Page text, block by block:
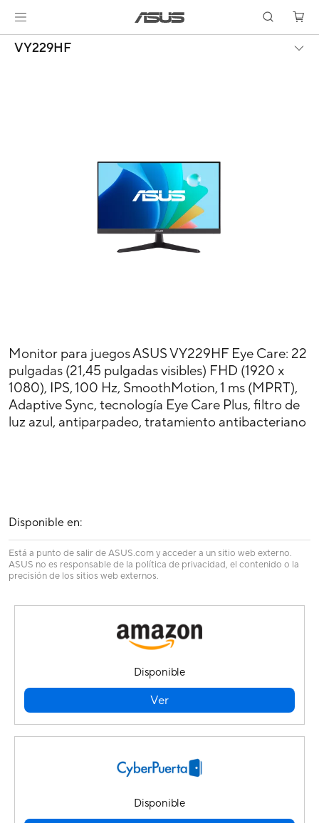
VY229HF
Monitor para juegos ASUS VY229HF Eye Care: 22
pulgadas (21,45 pulgadas visibles) FHD (1920 x
1080), IPS, 100 Hz, SmoothMotion, 1 ms (MPRT),
Adaptive Sync, tecnología Eye Care Plus, filtro de
luz azul, antiparpadeo, tratamiento antibacteriano
Disponible en:
Está a punto de salir de ASUS.com y acceder a un sitio web externo.
ASUS no es responsable de la política de privacidad, el contenido o la
precisión de los sitios web externos.
Disponible
Ver
Disponible